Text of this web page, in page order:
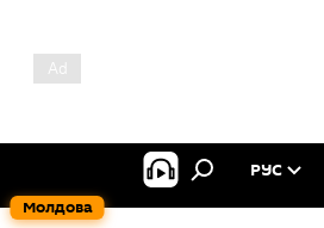
Молдова
РУС